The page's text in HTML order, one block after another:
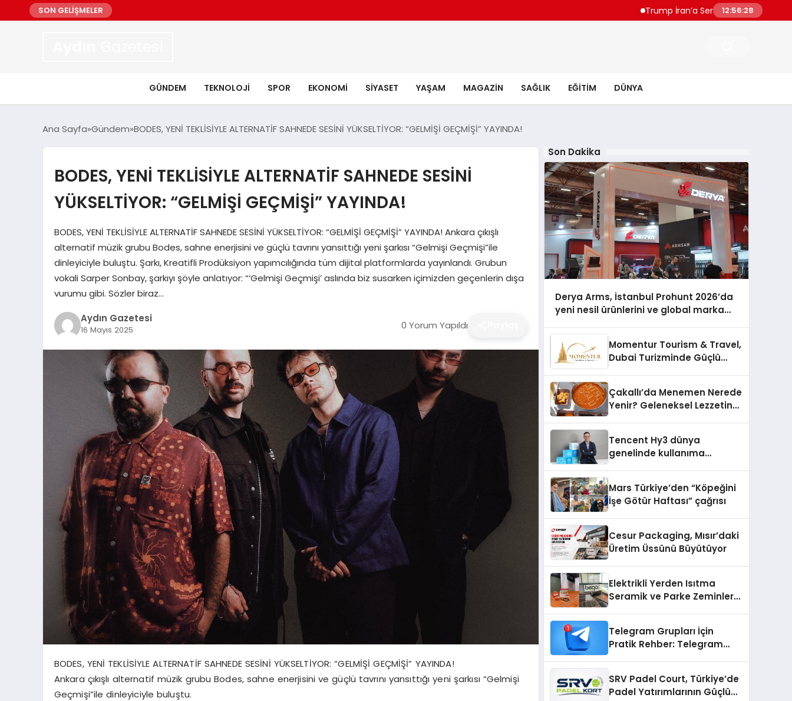
SON GELİŞMELER Trump İran’a Sert Çıktı “Çok Ağır
12:56:28
GÜNDEM TEKNOLOJI SPOR EKONOMI SIYASET YAŞAM MAGAZIN SAĞLIK EĞITIM DÜNYA
Ana Sayfa Gündem BODES, YENİ TEKLİSİYLE ALTERNATİF SAHNEDE SESİNİ YÜKSELTİYOR: “GELMİŞİ GEÇMİŞİ” YAYINDA!
BODES, YENİ TEKLİSİYLE ALTERNATİF SAHNEDE SESİNİ
YÜKSELTİYOR: “GELMİŞİ GEÇMİŞİ” YAYINDA!
BODES, YENİ TEKLİSİYLE ALTERNATİF SAHNEDE SESİNİ YÜKSELTİYOR: “GELMİŞİ GEÇMİŞİ” YAYINDA! Ankara çıkışlı
alternatif müzik grubu Bodes, sahne enerjisini ve güçlü tavrını yansıttığı yeni şarkısı “Gelmişi Geçmişi”ile
dinleyiciyle buluştu. Şarkı, Kreatifli Prodüksiyon yapımcılığında tüm dijital platformlarda yayınlandı. Grubun
vokali Sarper Sonbay, şarkıyı şöyle anlatıyor: “‘Gelmişi Geçmişi’ aslında biz susarken içimizden geçenlerin dışa
vurumu gibi. Sözler biraz…
Aydın Gazetesi
16 Mayıs 2025 0 Yorum Yapıldı
BODES, YENİ TEKLİSİYLE ALTERNATİF SAHNEDE SESİNİ YÜKSELTİYOR: “GELMİŞİ GEÇMİŞİ” YAYINDA!
Ankara çıkışlı alternatif müzik grubu Bodes, sahne enerjisini ve güçlü tavrını yansıttığı yeni şarkısı “Gelmişi
Geçmişi”ile dinleyiciyle buluştu.
Son Dakika
Derya Arms, İstanbul Prohunt 2026’da
yeni nesil ürünlerini ve global marka
Momentur Tourism & Travel,
Dubai Turizminde Güçlü
Çakallı’da Menemen Nerede
Yenir? Geleneksel Lezzetin
Tencent Hy3 dünya
genelinde kullanıma
Mars Türkiye’den “Köpeğini
İşe Götür Haftası” çağrısı
Cesur Packaging, Mısır’daki
Üretim Üssünü Büyütüyor
Elektrikli Yerden Isıtma
Seramik ve Parke Zeminler
Telegram Grupları İçin
Pratik Rehber: Telegram
SRV Padel Court, Türkiye’de
Padel Yatırımlarının Güçlü